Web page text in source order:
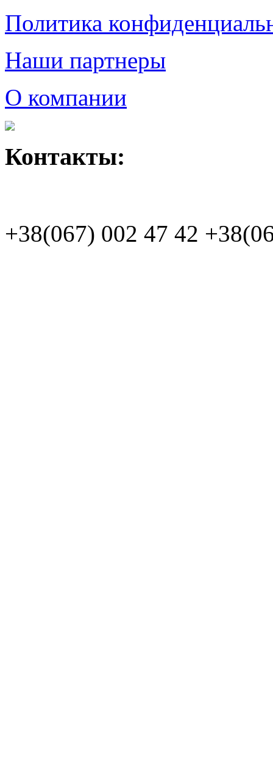
Политика
Наши партнеры
О компании
Контакты:
+38(067) 002 47 42